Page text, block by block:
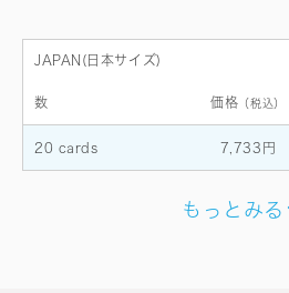
JAPAN(日本サイズ)
数 価格 （税込）
20 cards 7,733円
もっとみる